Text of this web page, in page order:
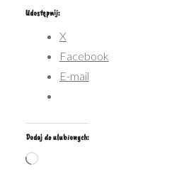
Udostępnij:
X
Facebook
E-mail
Dodaj do ulubionych:
Wczytywanie…